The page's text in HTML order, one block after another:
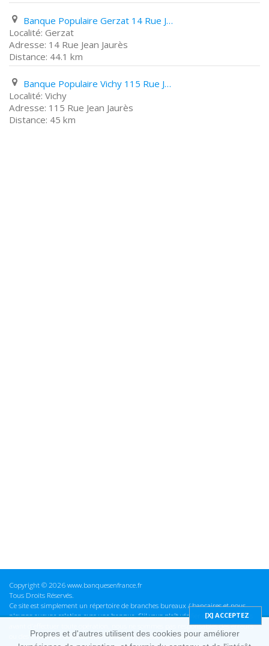
Banque Populaire Gerzat 14 Rue Jean Jaurès
Gerzat
14 Rue Jean Jaurès
44.1 km
Banque Populaire Vichy 115 Rue Jean Jaurès
Vichy
115 Rue Jean Jaurès
45 km
Copyright © 2026 www.banquesenfrance.fr
Tous Droits Réservés.
Ce site est simplement un répertoire de branches bureaux / bancaires et nous
n'avons aucune relation avec une banque. S'il vous plaît vérifier ces informations
avant d'effectuer toute opération, nous ne sommes pas responsables des erreurs
ou des omissions dans les informations que nous fournissons.
Propres et d'autres utilisent des cookies pour améliorer